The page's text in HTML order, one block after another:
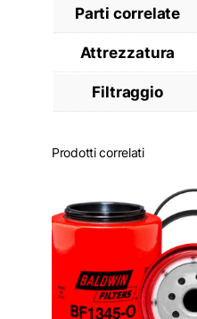
Parti correlate
Attrezzatura
Filtraggio
Prodotti correlati